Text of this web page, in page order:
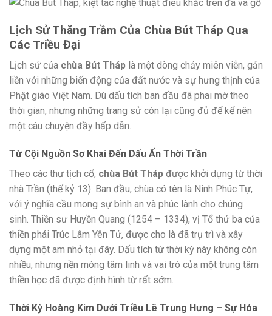
Lịch Sử Thăng Trầm Của Chùa Bút Tháp Qua
Các Triều Đại
Lịch sử của chùa Bút Tháp là một dòng chảy miên viễn, gắn
liền với những biến động của đất nước và sự hưng thịnh của
Phật giáo Việt Nam. Dù dấu tích ban đầu đã phai mờ theo
thời gian, nhưng những trang sử còn lại cũng đủ để kể nên
một câu chuyện đầy hấp dẫn.
Từ Cội Nguồn Sơ Khai Đến Dấu Ấn Thời Trần
Theo các thư tịch cổ, chùa Bút Tháp được khởi dựng từ thời
nhà Trần (thế kỷ 13). Ban đầu, chùa có tên là Ninh Phúc Tự,
với ý nghĩa cầu mong sự bình an và phúc lành cho chúng
sinh. Thiền sư Huyền Quang (1254 – 1334), vị Tổ thứ ba của
thiền phái Trúc Lâm Yên Tử, được cho là đã trụ trì và xây
dựng một am nhỏ tại đây. Dấu tích từ thời kỳ này không còn
nhiều, nhưng nền móng tâm linh và vai trò của một trung tâm
thiền học đã được định hình từ rất sớm.
Thời Kỳ Hoàng Kim Dưới Triều Lê Trung Hưng – Sự Hóa